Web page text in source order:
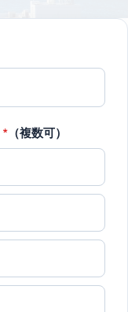
* （複数可）